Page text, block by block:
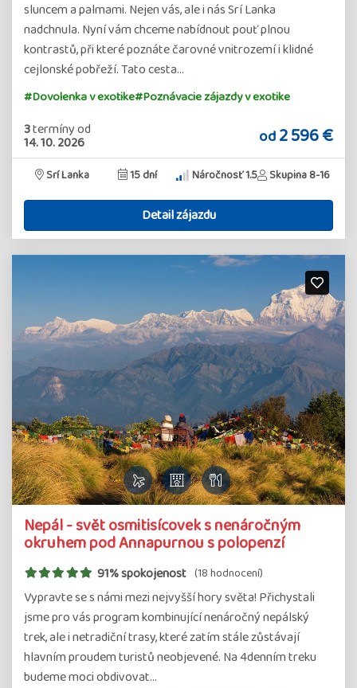
sluncem a palmami. Nejen vás, ale i nás Srí Lanka
nadchnula. Nyní vám chceme nabídnout pouť plnou
kontrastů, při které poznáte čarovné vnitrozemí i klidné
cejlonské pobřeží. Tato cesta…
#Dovolenka v exotike#Poznávacie zájazdy v exotike
3termínyod
14. 10. 2026 od2 596 €
Srí Lanka 15 dní Náročnosť 1.5 Skupina 8-16
Detail zájazdu
Nepál - svět osmitisícovek s nenáročným
okruhem pod Annapurnou s polopenzí
91% spokojenost (18 hodnocení)
Vypravte se s námi mezi nejvyšší hory světa! Přichystali
jsme pro vás program kombinující nenáročný nepálský
trek, ale i netradiční trasy, které zatím stále zůstávají
hlavním proudem turistů neobjevené. Na 4denním treku
budeme moci obdivovat…